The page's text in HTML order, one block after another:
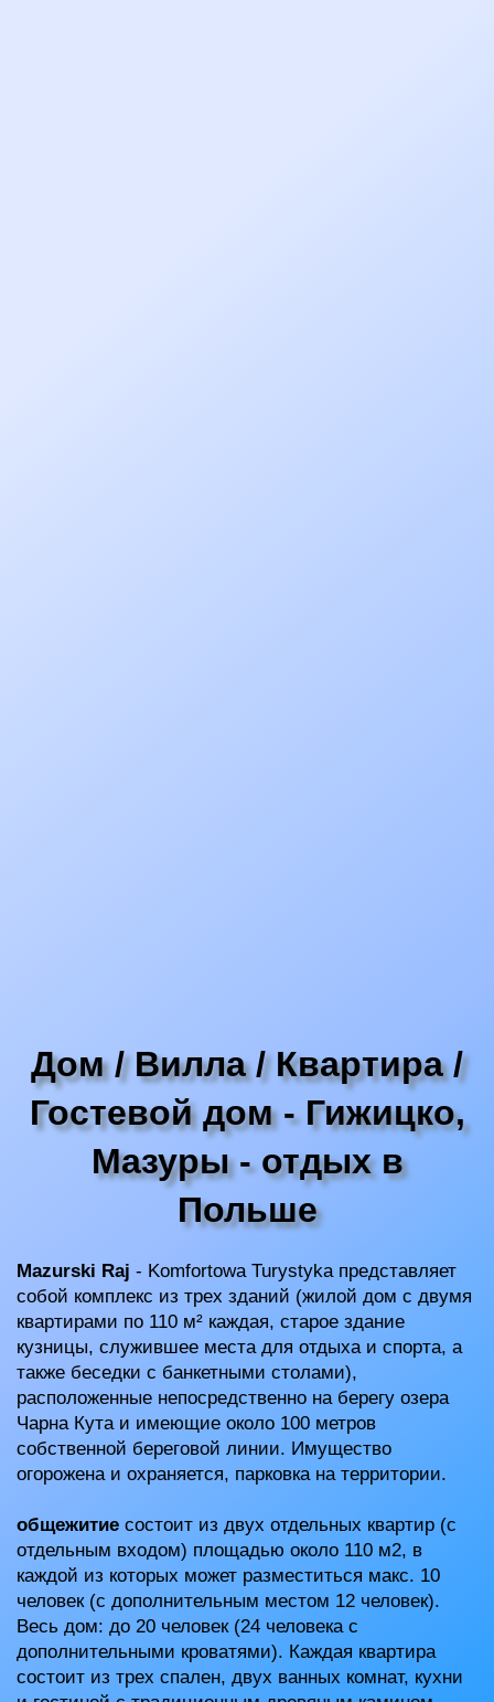
Дом / Вилла / Квартира /
Гостевой дом - Гижицко,
Мазуры - отдых в
Польше
Mazurski Raj - Komfortowa Turystyka представляет
собой комплекс из трех зданий (жилой дом с двумя
квартирами по 110 м² каждая, старое здание
кузницы, служившее места для отдыха и спорта, а
также беседки с банкетными столами),
расположенные непосредственно на берегу озера
Чарна Кута и имеющие около 100 метров
собственной береговой линии. Имущество
огорожена и охраняется, парковка на территории.
общежитие состоит из двух отдельных квартир (с
отдельным входом) площадью около 110 м2, в
каждой из которых может разместиться макс. 10
человек (с дополнительным местом 12 человек).
Весь дом: до 20 человек (24 человека с
дополнительными кроватями). Каждая квартира
состоит из трех спален, двух ванных комнат, кухни